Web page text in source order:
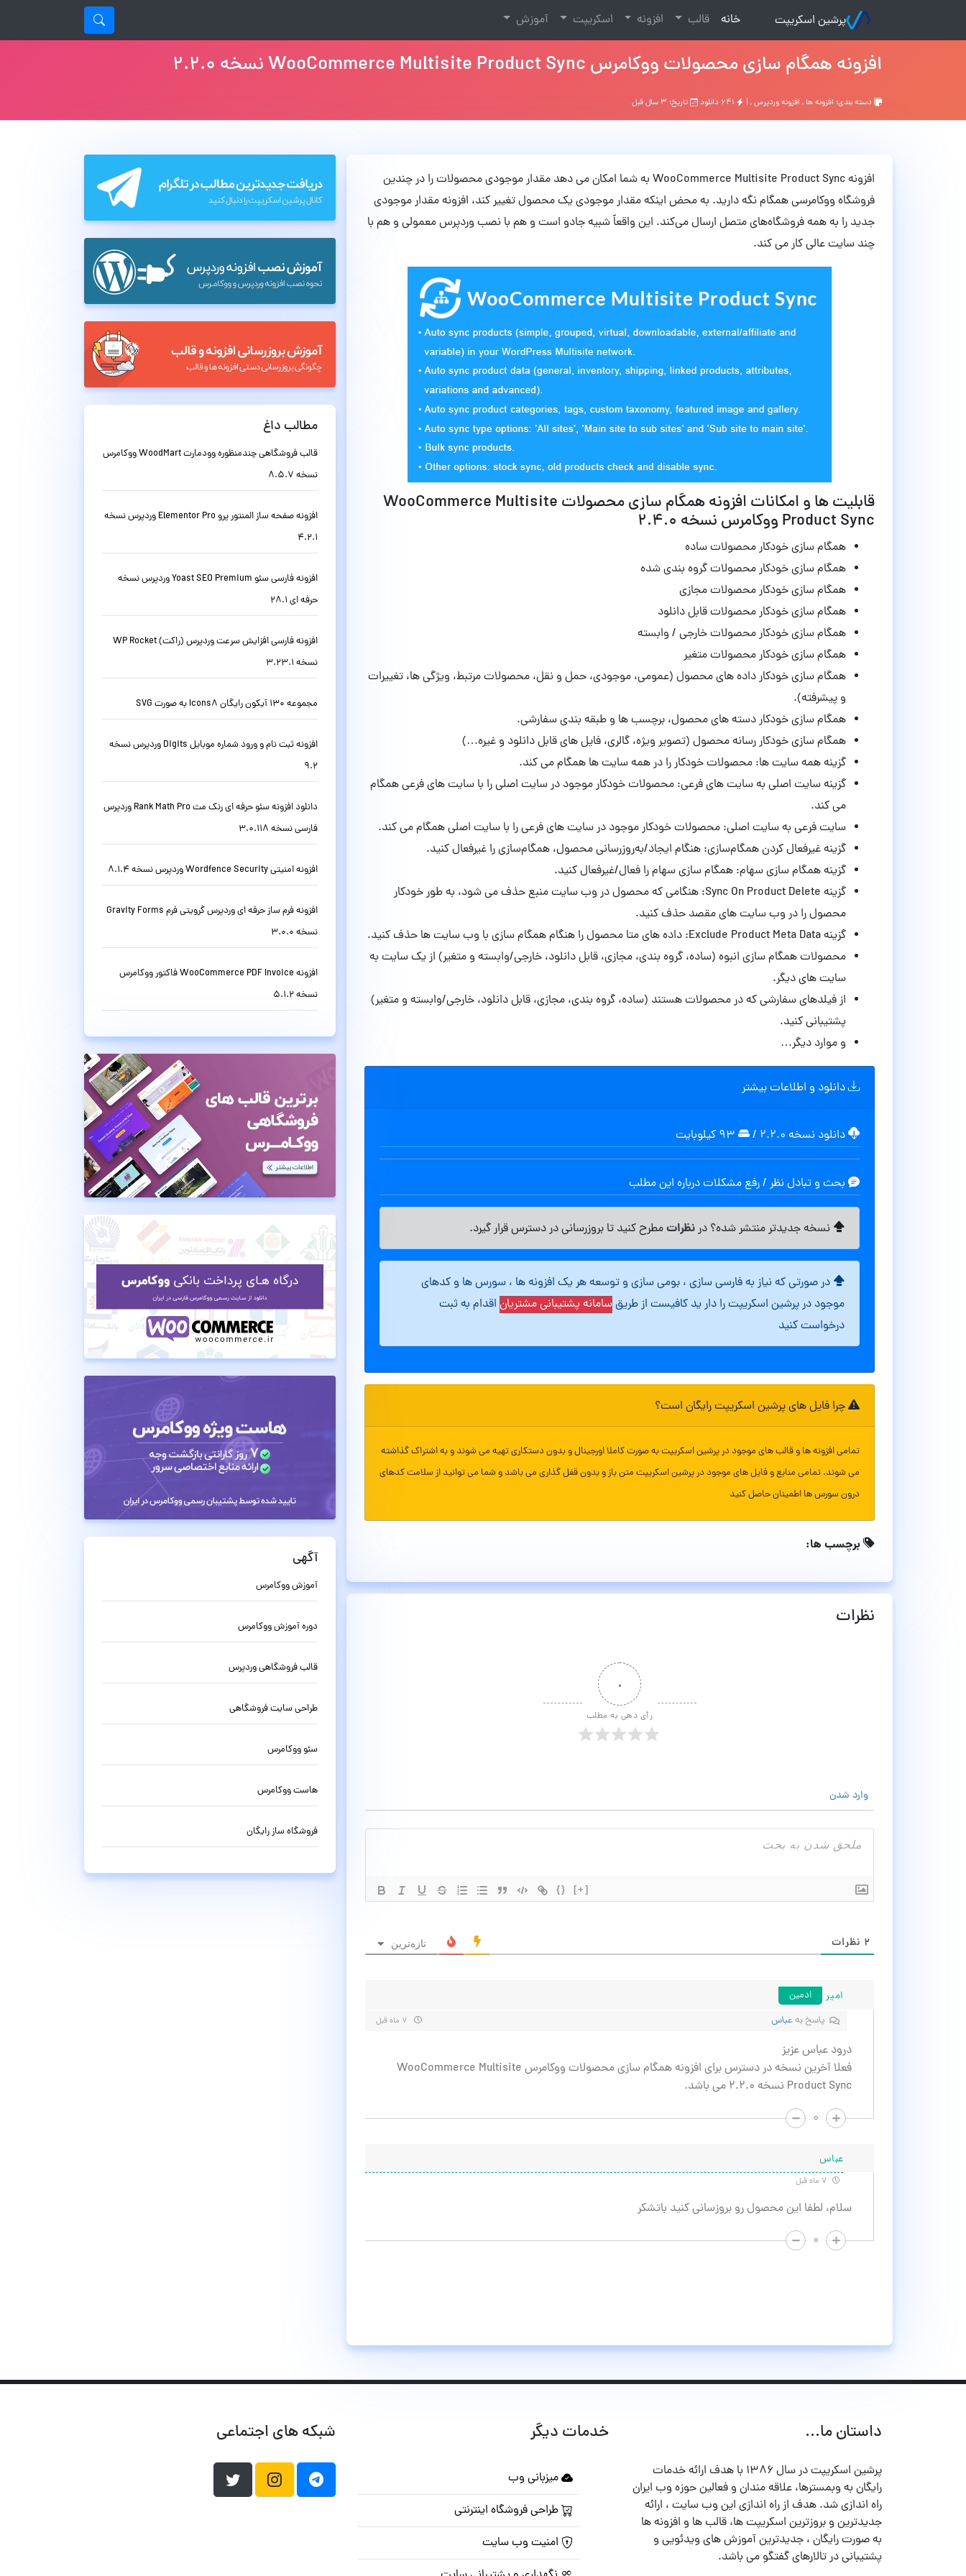
پرشین اسکریپت خانه
(current) قالب افزونه اسکریپت آموزش
افزونه همگام سازی محصولات ووکامرس WooCommerce Multisite Product Sync نسخه 2.2.0
دسته بندی: افزونه ها, افزونه وردپرس, | تاریخ: ۳ سال قبل
افزونه WooCommerce Multisite Product Sync به شما امکان می دهد مقدار موجودی محصولات را در چندین
فروشگاه ووکامرسی همگام نگه دارید. به محض اینکه مقدار موجودی یک محصول تغییر کند، افزونه مقدار موجودی
جدید را به همه فروشگاه‌های متصل ارسال می‌کند. این واقعاً شبیه جادو است و هم با نصب وردپرس معمولی و هم با
چند سایت عالی کار می کند.
قابلیت ها و امکانات افزونه همگام سازی محصولات WooCommerce Multisite
Product Sync ووکامرس نسخه 2.4.0
همگام سازی خودکار محصولات ساده
همگام سازی خودکار محصولات گروه بندی شده
همگام سازی خودکار محصولات مجازی
همگام سازی خودکار محصولات قابل دانلود
همگام سازی خودکار محصولات خارجی / وابسته
همگام سازی خودکار محصولات متغیر
همگام سازی خودکار داده های محصول (عمومی، موجودی، حمل و نقل، محصولات مرتبط، ویژگی ها، تغییرات
و پیشرفته).
همگام سازی خودکار دسته های محصول، برچسب ها و طبقه بندی سفارشی.
همگام سازی خودکار رسانه محصول (تصویر ویژه، گالری، فایل های قابل دانلود و غیره…)
گزینه همه سایت ها: محصولات خودکار را در همه سایت ها همگام می کند.
گزینه سایت اصلی به سایت های فرعی: محصولات خودکار موجود در سایت اصلی را با سایت های فرعی همگام
می کند.
سایت فرعی به سایت اصلی: محصولات خودکار موجود در سایت های فرعی را با سایت اصلی همگام می کند.
گزینه غیرفعال کردن همگام‌سازی: هنگام ایجاد/به‌روزرسانی محصول، همگام‌سازی را غیرفعال کنید.
گزینه همگام سازی سهام: همگام سازی سهام را فعال/غیرفعال کنید.
گزینه Sync On Product Delete: هنگامی که محصول در وب سایت منبع حذف می شود، به طور خودکار
محصول را در وب سایت های مقصد حذف کنید.
گزینه Exclude Product Meta Data: داده های متا محصول را هنگام همگام سازی با وب سایت ها حذف کنید.
محصولات همگام سازی انبوه (ساده، گروه بندی، مجازی، قابل دانلود، خارجی/وابسته و متغیر) از یک سایت به
سایت های دیگر.
از فیلدهای سفارشی که در محصولات هستند (ساده، گروه بندی، مجازی، قابل دانلود، خارجی/وابسته و متغیر)
پشتیبانی کنید.
و موارد دیگر…
دانلود و اطلاعات بیشتر
دانلود نسخه ۲.۲.۰ /
بحث و تبادل نظر / رفع مشکلات درباره این مطلب
نسخه جدیدتر منتشر شده؟ درنظراتمطرح کنید تا بروزرسانی در دسترس قرار گیرد.
در صورتی که نیاز به فارسی سازی ، بومی سازی و توسعه هر یک افزونه ها ، سورس ها و کدهای
موجود در پرشین اسکریپت را دار ید کافیست از طریقسامانه پشتیبانی مشتریان اقدام به ثبت
درخواست کنید
چرا فایل های پرشین اسکریپت رایگان است؟
تمامی افزونه ها و قالب های موجود در پرشین اسکریپت به صورت کاملا اورجینال و بدون دستکاری تهیه می شوند و به اشتراک گذاشته
می شوند. تمامی منابع و فایل های موجود در پرشین اسکریپت متن باز و بدون قفل گذاری می باشد و شما می توانید از سلامت کدهای
درون سورس ها اطمینان حاصل کنید
برچسب ها:
نظرات
۰
رأی دهی به مطلب
وارد شدن
{} [+]
۲ نظرات تازه‌ترین
امیر
ادمین
پاسخ بهعباس
درود عباس عزیز
فعلا آخرین نسخه در دسترس برای افزونه همگام سازی محصولات ووکامرس WooCommerce Multisite
Product Sync نسخه 2.2.0 می باشد.
۰
عباس
سلام، لطفا این محصول رو بروزسانی کنید باتشکر
۰
مطالب داغ
قالب فروشگاهی چندمنظوره وودمارت WoodMart ووکامرس
نسخه 8.5.7
افزونه صفحه ساز المنتور پرو Elementor Pro وردپرس نسخه
4.2.1
افزونه فارسی سئو Yoast SEO Premium وردپرس نسخه
حرفه ای 28.1
افزونه فارسی افزایش سرعت وردپرس (راکت) WP Rocket
نسخه 3.23.1
مجموعه 130 آیکون رایگان Icons8 به صورت SVG
افزونه ثبت نام و ورود شماره موبایل Digits وردپرس نسخه
9.2
دانلود افزونه سئو حرفه ای رنک مث Rank Math Pro وردپرس
فارسی نسخه 3.0.118
افزونه امنیتی Wordfence Security وردپرس نسخه 8.1.4
افزونه فرم ساز حرفه ای وردپرس گرویتی فرم Gravity Forms
نسخه 3.0.0
افزونه WooCommerce PDF Invoice فاکتور ووکامرس
نسخه 5.1.2
آگهی
آموزش ووکامرس
دوره آموزش ووکامرس
قالب فروشگاهی وردپرس
طراحی سایت فروشگاهی
سئو ووکامرس
هاست ووکامرس
فروشگاه ساز رایگان
داستان ما...
پرشین اسکریپت در سال ۱۳۸۶ با هدف ارائه خدمات
رایگان به وبمسترها، علاقه مندان و فعالین حوزه وب ایران
راه اندازی شد. هدف از راه اندازی این وب سایت ، ارائه
جدیدترین و بروزترین اسکریپت ها، قالب ها و افزونه ها
به صورت رایگان ، جدیدترین آموزش های ویدئویی و
پشتیبانی در تالارهای گفتگو می باشد.
خدمات دیگر
میزبانی وب
طراحی فروشگاه اینترنتی
امنیت وب سایت
شبکه های اجتماعی